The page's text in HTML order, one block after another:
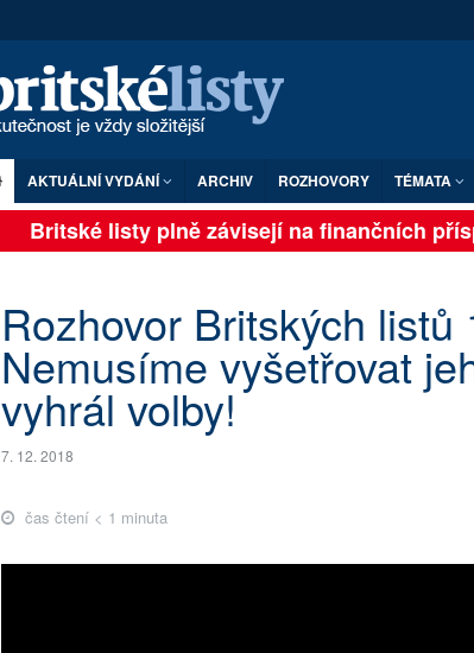
AKTUÁLNÍ VYDÁNÍ ARCHIV ROZHOVORY TÉMATA
Britské listy plně závisejí na finančních
Rozhovor Britských listů
Nemusíme vyšetřovat
vyhrál volby!
7. 12. 2018
čas čtení < 1 minuta